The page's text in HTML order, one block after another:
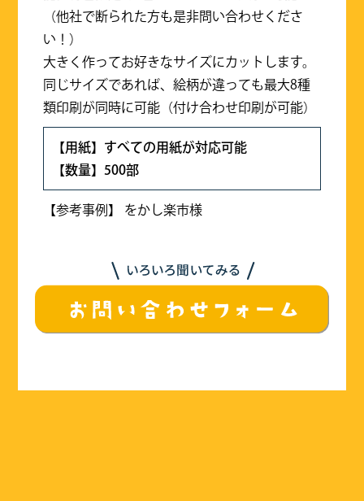
（他社で断られた方も是非問い合わせくださ
い！）
大きく作ってお好きなサイズにカットします。
同じサイズであれば、絵柄が違っても最大8種
類印刷が同時に可能（付け合わせ印刷が可能）
【用紙】すべての用紙が対応可能
【数量】500部
【参考事例】 をかし楽市様